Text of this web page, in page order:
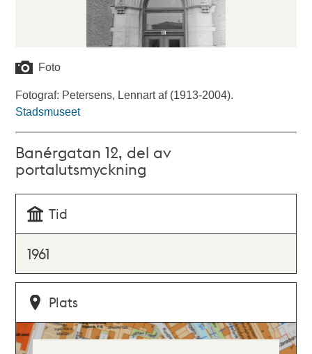
Foto
Fotograf: Petersens, Lennart af (1913-2004).
Stadsmuseet
Banérgatan 12, del av
portalutsmyckning
Tid
1961
Plats